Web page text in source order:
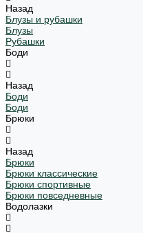
Назад
Блузы и рубашки
Блузы
Рубашки
Боди
Назад
Боди
Боди
Брюки
Назад
Брюки
Брюки классические
Брюки спортивные
Брюки повседневные
Водолазки